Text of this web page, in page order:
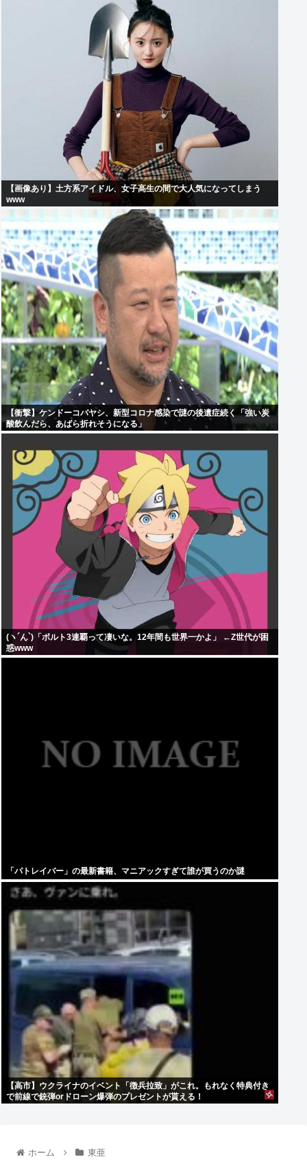
【画像あり】土方系アイドル、女子高生の間で大人気になってしまう
www
【衝撃】ケンドーコバヤシ、新型コロナ感染で謎の後遺症続く「強い炭
酸飲んだら、あばら折れそうになる」
(ヽ´ん`)「ボルト3連覇って凄いな。12年間も世界一かよ」 ←Z世代が困
惑www
「パトレイバー」の最新書籍、マニアックすぎて誰が買うのか謎
【高市】ウクライナのイベント「徴兵拉致」がこれ。もれなく特典付き
で前線で銃弾orドローン爆弾のプレゼントが貰える！
ホーム 東亜